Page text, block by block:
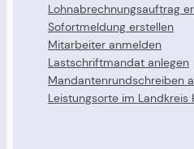
Lohnabrechnungsauftrag
Sofortmeldung erstellen
Mitarbeiter anmelden
Lastschriftmandat anlegen
Mandantenrundschreiben
Leistungsorte im Landkreis